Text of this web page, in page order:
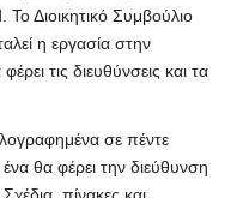
Διοικητικό Συμβούλιο
η εργασία στην
τις διευθύνσεις και τα
σε πέντε
θα φέρει την διεύθυνση